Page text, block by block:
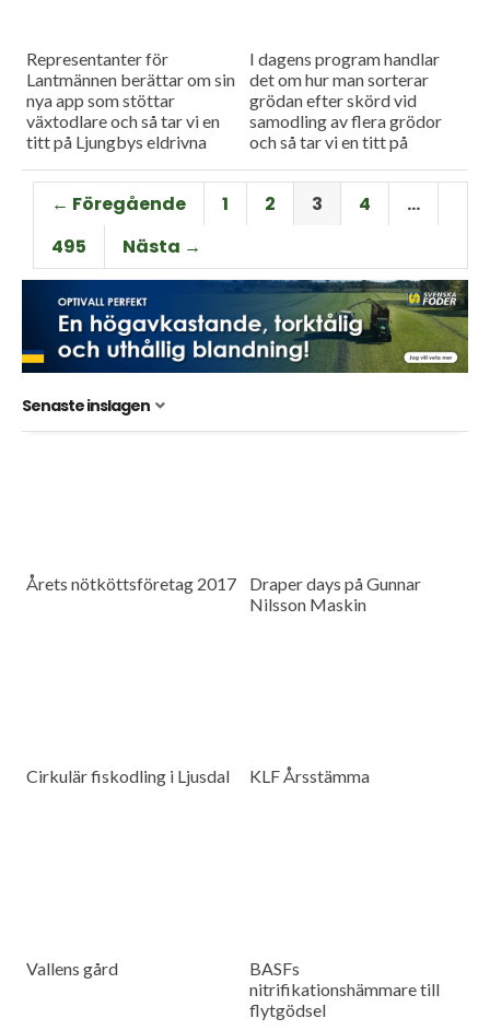
Representanter för
Lantmännen berättar om sin
nya app som stöttar
växtodlare och så tar vi en
titt på Ljungbys eldrivna
I dagens program handlar
det om hur man sorterar
grödan efter skörd vid
samodling av flera grödor
och så tar vi en titt på
på Gotland.
← Föregående 1 2 3 4
…
495
Nästa →
Senaste inslagen
Årets nötköttsföretag 2017
Draper days på Gunnar
Nilsson Maskin
Cirkulär fiskodling i Ljusdal KLF Årsstämma
Vallens gård
BASFs
nitrifikationshämmare till
flytgödsel